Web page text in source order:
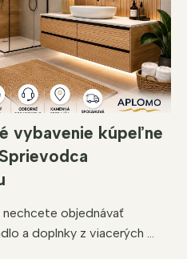
vybavenie kúpeľne
objednávať
a doplnky z viacerých ...